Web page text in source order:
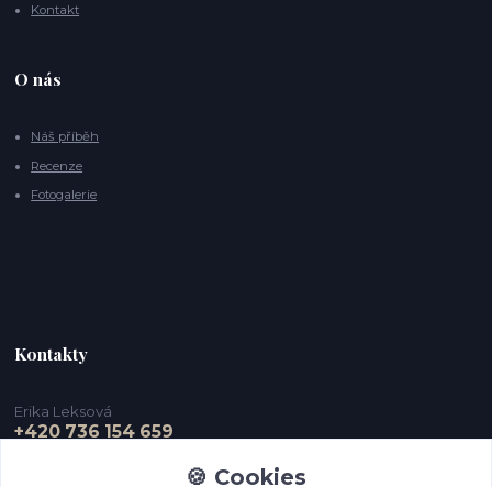
Kontakt
O nás
Náš příběh
Recenze
Fotogalerie
Kontakty
Erika Leksová
+420 736 154 659
🍪 Cookies